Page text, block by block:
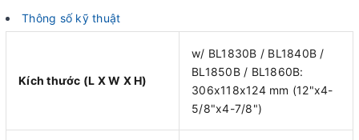
Thông số kỹ thuật
Kích thước (L X W X H)
w/ BL1830B / BL1840B /
BL1850B / BL1860B:
306x118x124 mm (12"x4-
5/8"x4-7/8")